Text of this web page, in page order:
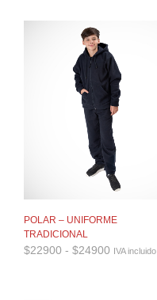
hasta
$18500
POLAR – UNIFORME
TRADICIONAL
$22900 - $24900 Rango
IVA incluido